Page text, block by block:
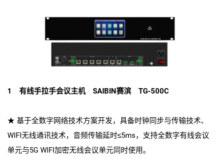
1 有线手拉手会议主机 SAIBIN赛滨 TG-500C
★ 基于全数字网络技术方案开发，具备时钟同步与传输技术、
WIFI无线通讯技术，音频传输延时≤5ms，支持全数字有线会议
单元与5G WIFI加密无线会议单元同时使用。